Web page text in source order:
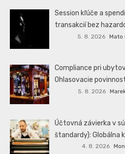
Session kľúče a
transakcií bez
5. 8. 2026 Mato
Compliance pri
Ohlasovacie
5. 8. 2026
Účtovná závierka v
štandardy): Globálna
4. 8. 2026